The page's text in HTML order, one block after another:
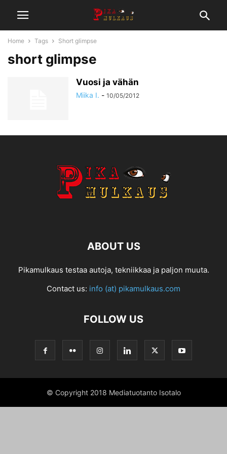
Home Tags Short glimpse
short glimpse
Vuosi ja vähän
Miika I. - 10/05/2012
ABOUT US
Pikamulkaus testaa autoja, tekniikkaa ja paljon muuta.
Contact us: info (at) pikamulkaus.com
FOLLOW US
© Copyright 2018 Mediatuotanto Isotalo